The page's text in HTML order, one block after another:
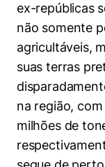
ex-repúblicas
não somente
agricultáveis,
suas terras
na região,
milhões de